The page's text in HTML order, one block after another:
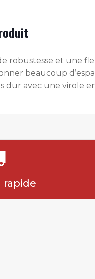
robustesse et une
beaucoup
dur avec une virole
rapide